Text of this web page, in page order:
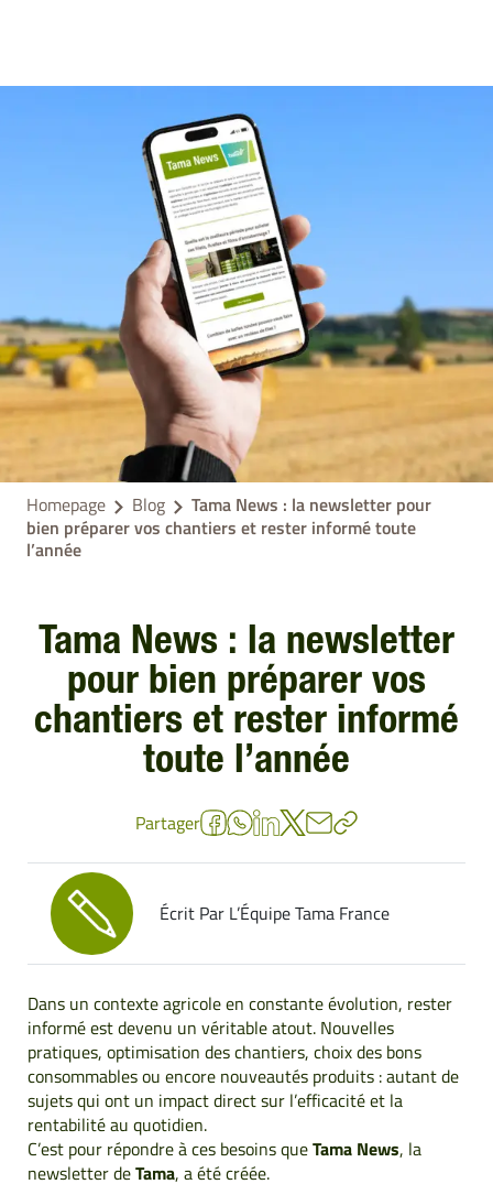
Homepage Blog
Tama News : la newsletter pour
bien préparer vos chantiers et rester informé toute
l’année
Tama News : la newsletter
pour bien préparer vos
chantiers et rester informé
toute l’année
Partager
Écrit Par L’Équipe Tama France
Dans un contexte agricole en constante évolution, rester
informé est devenu un véritable atout. Nouvelles
pratiques, optimisation des chantiers, choix des bons
consommables ou encore nouveautés produits : autant de
sujets qui ont un impact direct sur l’efficacité et la
rentabilité au quotidien.
C’est pour répondre à ces besoins queTama News, la
newsletter deTama, a été créée.